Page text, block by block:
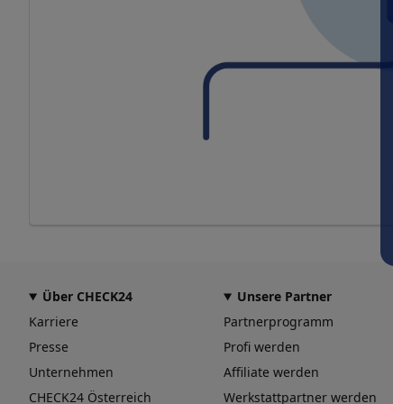
Über CHECK24
Karriere
Presse
Unternehmen
CHECK24 Österreich
Unsere Partner
Partnerprogramm
Profi werden
Affiliate werden
Werkstattpartner werden